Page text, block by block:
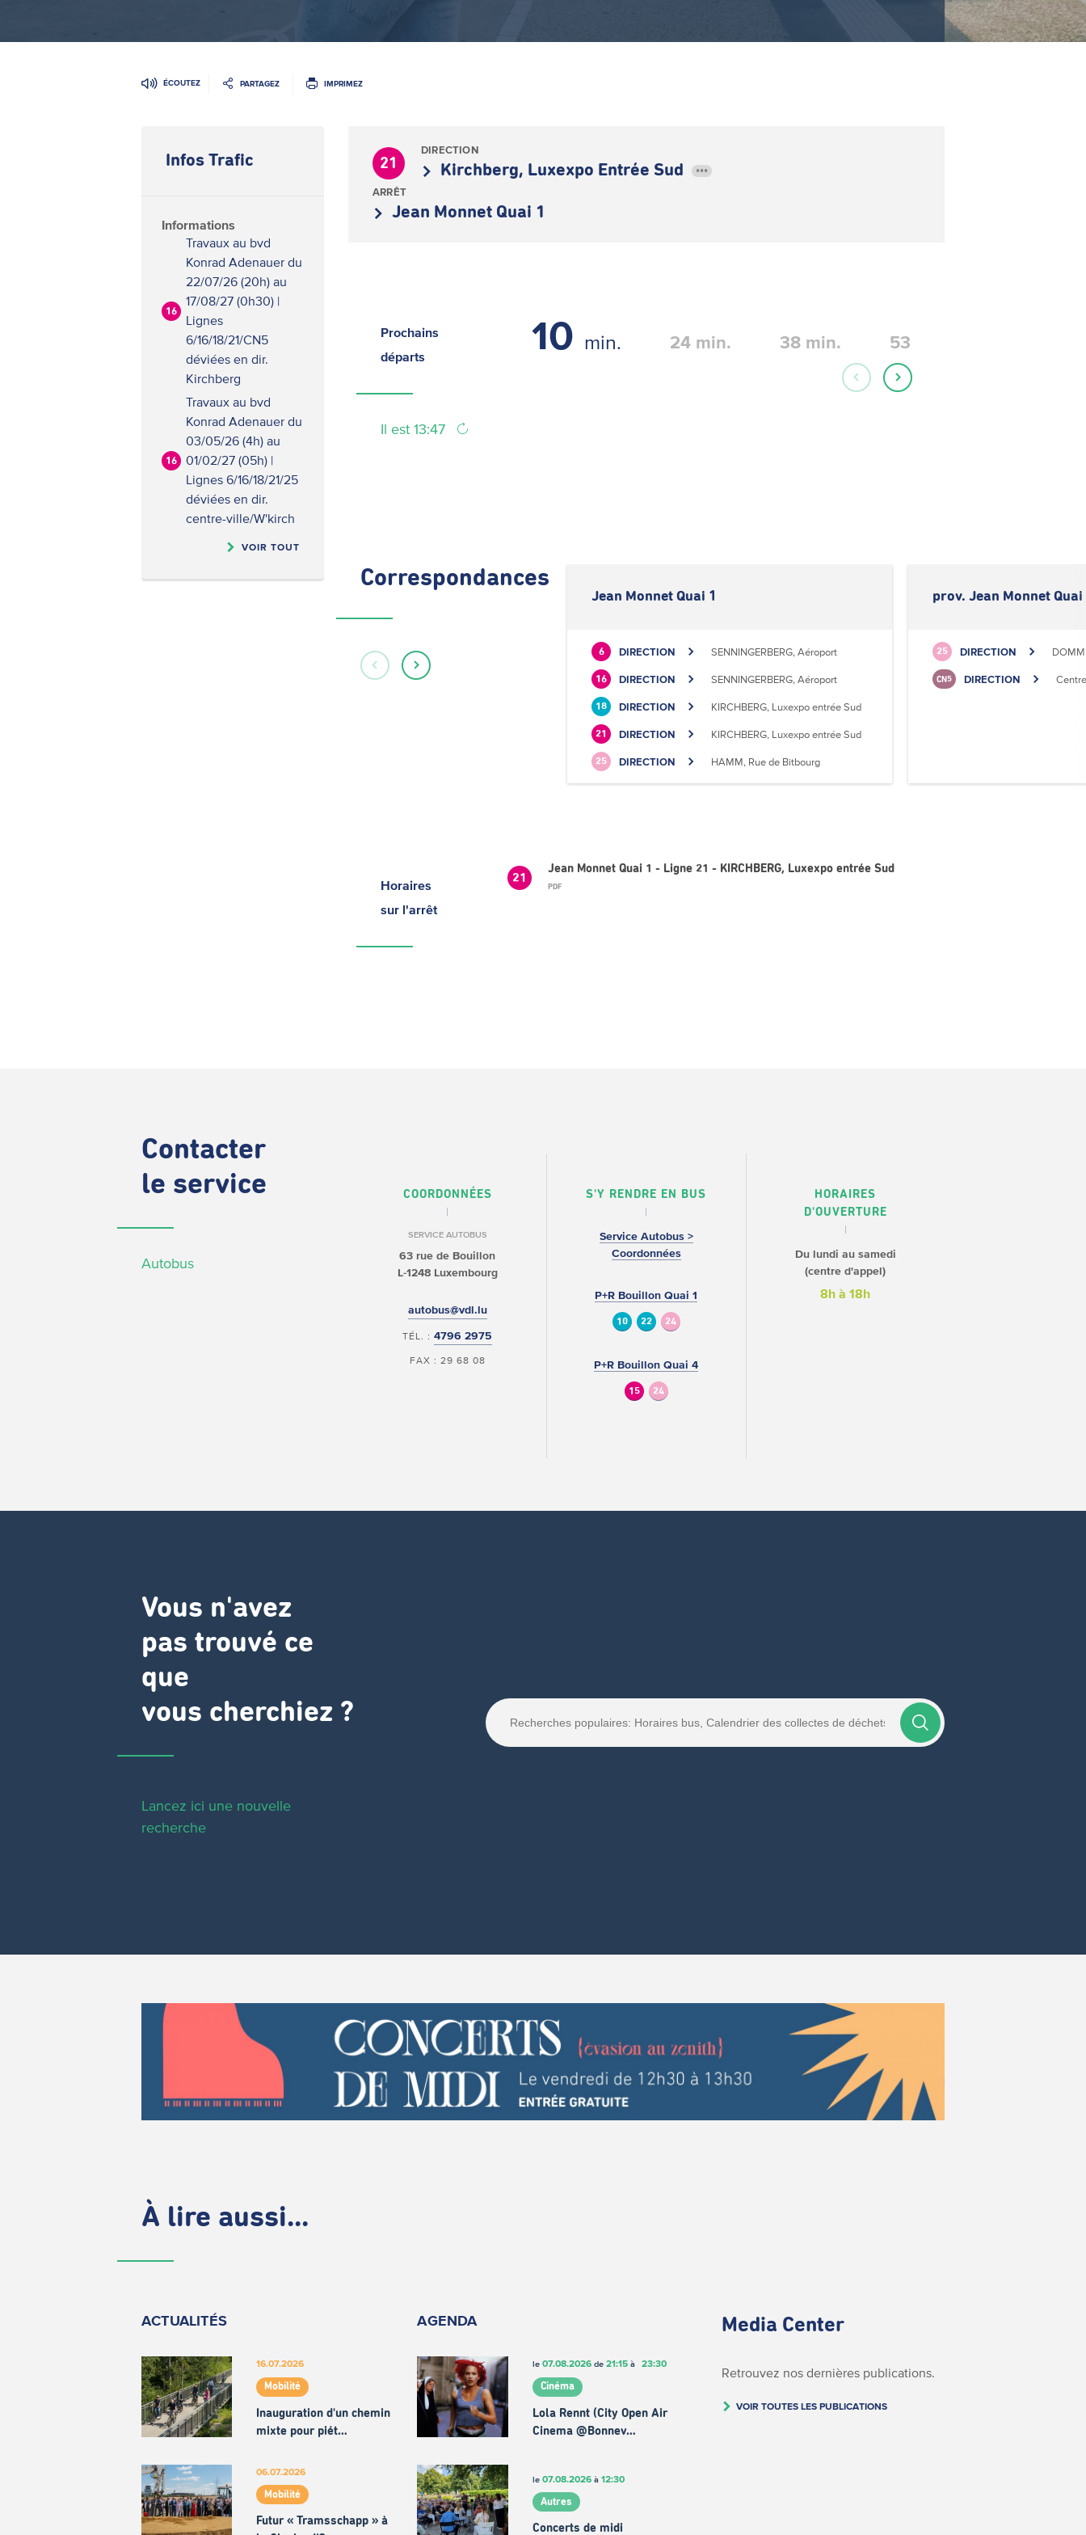
ÉCOUTEZ PARTAGEZ IMPRIMEZ
Infos Trafic
Informations
16
Travaux au bvd
Konrad Adenauer du
22/07/26 (20h) au
17/08/27 (0h30) |
Lignes
6/16/18/21/CN5
déviées en dir.
Kirchberg
16
Travaux au bvd
Konrad Adenauer du
03/05/26 (4h) au
01/02/27 (05h) |
Lignes 6/16/18/21/25
déviées en dir.
centre-ville/W'kirch
VOIR TOUT
21
DIRECTION
Kirchberg, Luxexpo Entrée Sud •••
ARRÊT
Jean Monnet Quai 1
Prochains
départs
Il est 13:47
10 min. 24 min. 38 min. 53
Correspondances
Jean Monnet Quai 1
6 DIRECTION SENNINGERBERG, Aéroport
16 DIRECTION SENNINGERBERG, Aéroport
18 DIRECTION KIRCHBERG, Luxexpo entrée Sud
21 DIRECTION KIRCHBERG, Luxexpo entrée Sud
25 DIRECTION HAMM, Rue de Bitbourg
prov. Jean Monnet Quai
25 DIRECTION
CN5 DIRECTION Centre
Horaires
sur l'arrêt
21
Jean Monnet Quai 1 - Ligne 21 - KIRCHBERG, Luxexpo entrée Sud
PDF
Contacter
le service
Autobus
COORDONNÉES
SERVICE AUTOBUS
63 rue de Bouillon
L-1248 Luxembourg
autobus@vdl.lu
TÉL. :4796 2975
FAX : 29 68 08
S'Y RENDRE EN BUS
Service Autobus >
Coordonnées
P+R Bouillon Quai 1
10 22 24
P+R Bouillon Quai 4
15 24
HORAIRES
D'OUVERTURE
Du lundi au samedi
(centre d'appel)
8h à 18h
Vous n'avez
pas trouvé ce
que
vous cherchiez ?
Lancez ici une nouvelle
recherche
À lire aussi...
ACTUALITÉS
16.07.2026
Mobilité
Inauguration d'un chemin
mixte pour piét…
06.07.2026
Mobilité
Futur « Tramsschapp » à
AGENDA
le 07.08.2026de 21:15à 23:30
Cinéma
Lola Rennt (City Open Air
Cinema @Bonnev…
le 07.08.2026à 12:30
Autres
Concerts de midi
Media Center
Retrouvez nos dernières publications.
VOIR TOUTES LES PUBLICATIONS